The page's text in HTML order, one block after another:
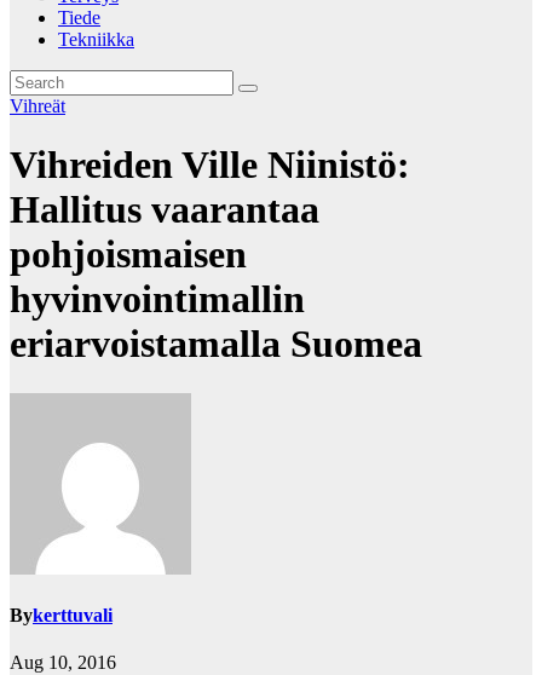
Tiede
Tekniikka
Vihreät
Vihreiden Ville Niinistö:
Hallitus vaarantaa
pohjoismaisen
hyvinvointimallin
eriarvoistamalla Suomea
Bykerttuvali
Aug 10, 2016